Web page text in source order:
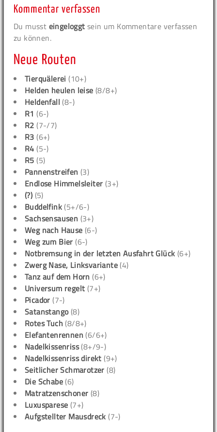
Kommentar verfassen
Du musst eingeloggt sein um Kommentare verfassen
zu können.
Neue Routen
Tierquälerei (10+)
Helden heulen leise (8/8+)
Heldenfall (8-)
R1 (6-)
R2 (7-/7)
R3 (6+)
R4 (5-)
R5 (5)
Pannenstreifen (3)
Endlose Himmelsleiter (3+)
(?) (5)
Buddelfink (5+/6-)
Sachsensausen (3+)
Weg nach Hause (6-)
Weg zum Bier (6-)
Notbremsung in der letzten Ausfahrt Glück (6+)
Zwerg Nase, Linksvariante (4)
Tanz auf dem Horn (6+)
Universum regelt (7+)
Picador (7-)
Satanstango(8)
Rotes Tuch (8/8+)
Elefantenrennen (6/6+)
Nadelkissenriss(8+/9-)
Nadelkissenriss direkt (9+)
Seitlicher Schmarotzer (8)
Die Schabe (6)
Matratzenschoner (8)
Luxusparese (7+)
Aufgstellter Mausdreck (7-)